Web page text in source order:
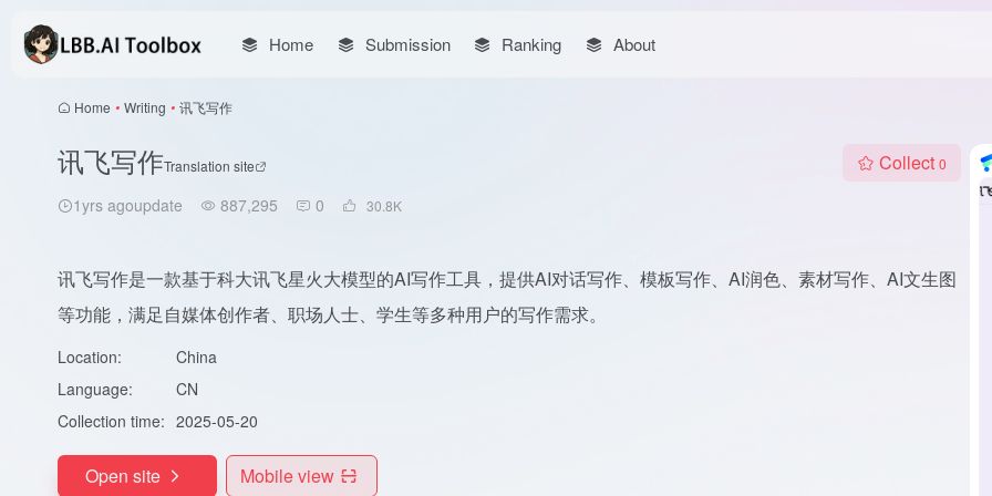
Home Submission Ranking About
Home • Writing • 讯飞写作
讯飞写作Translation site
1yrs agoupdate 887,295 0 30.8K
Collect 0
讯飞写作是一款基于科大讯飞星火大模型的AI写作工具，提供AI对话写作、模板写作、AI润色、素材写作、AI文生图
等功能，满足自媒体创作者、职场人士、学生等多种用户的写作需求。
Location:
China
Language:
CN
Collection time: 2025-05-20
Open site Mobile view